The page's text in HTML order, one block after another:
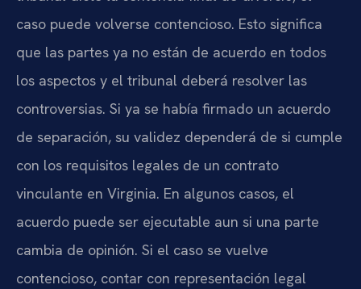
caso puede volverse contencioso. Esto significa
que las partes ya no están de acuerdo en todos
los aspectos y el tribunal deberá resolver las
controversias. Si ya se había firmado un acuerdo
de separación, su validez dependerá de si cumple
con los requisitos legales de un contrato
vinculante en Virginia. En algunos casos, el
acuerdo puede ser ejecutable aun si una parte
cambia de opinión. Si el caso se vuelve
contencioso, contar con representación legal